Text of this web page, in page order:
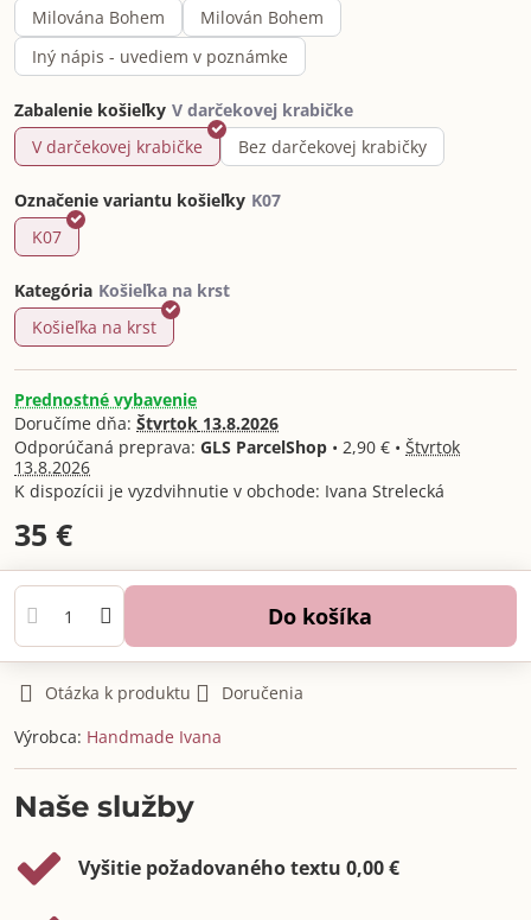
Milována Bohem
Milován Bohem
Iný nápis - uvediem v poznámke
Zabalenie košieľky
V darčekovej krabičke
Bez darčekovej krabičky
Označenie variantu košieľky
K07
Kategória
Košieľka na krst
Prednostné vybavenie
Doručíme dňa: Štvrtok 13.8.2026
GLS ParcelShop • 2,90 € • Štvrtok
13.8.2026
Ivana Strelecká
35 €
Do košíka
Otázka k produktu
Doručenia
Výrobca: Handmade Ivana
Naše služby
Vyšitie požadovaného textu 0,00 €